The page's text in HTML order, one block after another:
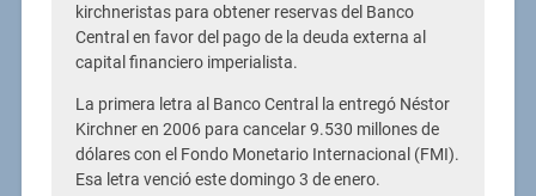
kirchneristas para obtener reservas del Banco
Central en favor del pago de la deuda externa al
capital financiero imperialista.
La primera letra al Banco Central la entregó Néstor
Kirchner en 2006 para cancelar 9.530 millones de
dólares con el Fondo Monetario Internacional (FMI).
Esa letra venció este domingo 3 de enero.